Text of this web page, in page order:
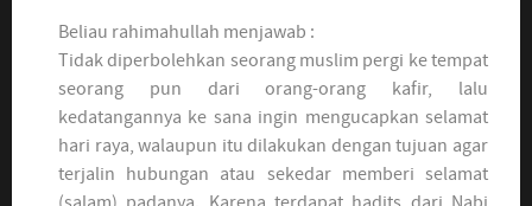
Beliau rahimahullah menjawab :
Tidak diperbolehkan seorang muslim pergi ke tempat
seorang pun dari orang-orang kafir, lalu
kedatangannya ke sana ingin mengucapkan selamat
hari raya, walaupun itu dilakukan dengan tujuan agar
terjalin hubungan atau sekedar memberi selamat